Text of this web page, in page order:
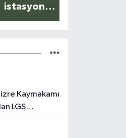
istasyonla
LGS
ziyaret